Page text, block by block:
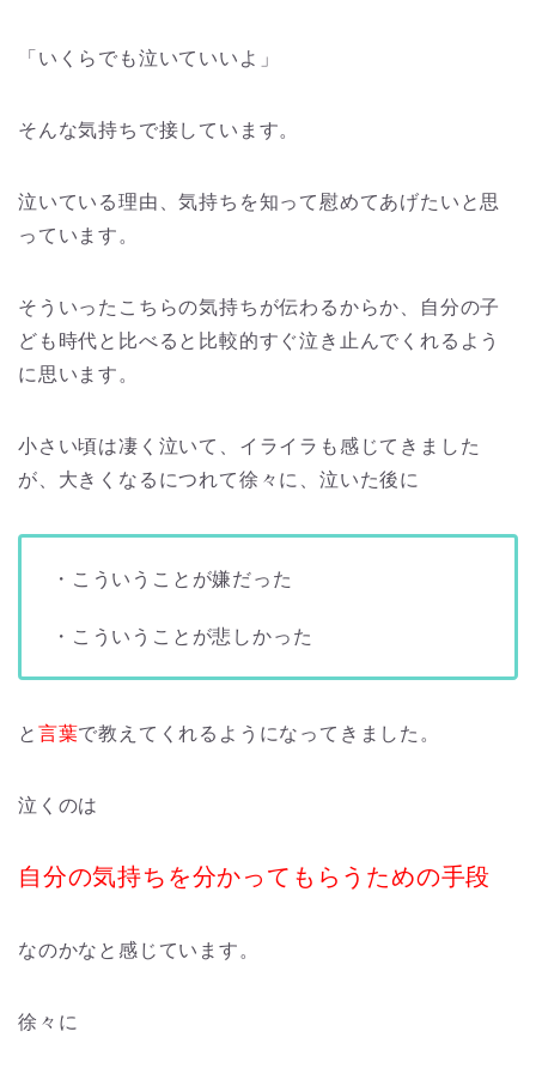
「いくらでも泣いていいよ」
そんな気持ちで接しています。
泣いている理由、気持ちを知って慰めてあげたいと思
っています。
そういったこちらの気持ちが伝わるからか、自分の子
ども時代と比べると比較的すぐ泣き止んでくれるよう
に思います。
小さい頃は凄く泣いて、イライラも感じてきました
が、大きくなるにつれて徐々に、泣いた後に
・こういうことが嫌だった
・こういうことが悲しかった
と 言葉で教えてくれるようになってきました。
泣くのは
自分の気持ちを分かってもらうための手段
なのかなと感じています。
徐々に